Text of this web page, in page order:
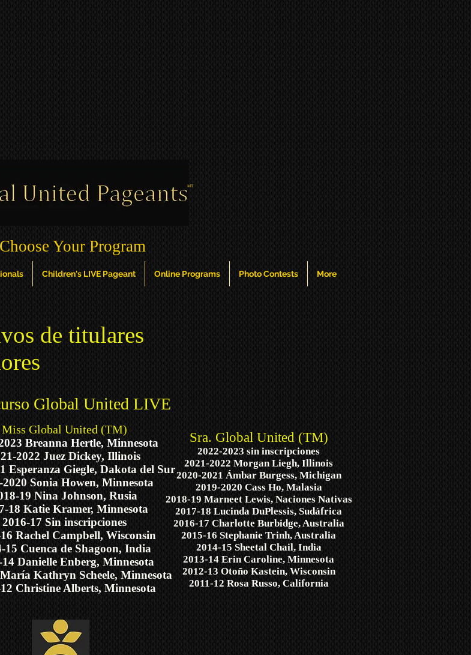
MT
Choose Your Program
Children's LIVE Pageant Online Programs Photo Contests More
de titulares
Global United LIVE
Miss Global United (TM)
Breanna Hertle, Minnesota
2022 Juez Dickey, Illinois
Esperanza Giegle, Dakota del Sur
2020 Sonia Howen, Minnesota
19 Nina Johnson, Rusia
18 Katie Kramer, Minnesota
2016-17 Sin inscripciones
Rachel Campbell, Wisconsin
15 Cuenca de Shagoon, India
14 Danielle Enberg, Minnesota
Kathryn Scheele, Minnesota
Christine Alberts, Minnesota
Sra. Global United (TM)
2022-2023 sin inscripciones
2021-2022 Morgan Liegh, Illinois
2020-2021 Ámbar Burgess, Michigan
2019-2020 Cass Ho, Malasia
2018-19 Marneet Lewis, Naciones Nativas
2017-18 Lucinda DuPlessis, Sudáfrica
2016-17 Charlotte Burbidge, Australia
2015-16 Stephanie Trinh, Australia
2014-15 Sheetal Chail, India
2013-14 Erin Caroline, Minnesota
2012-13 Otoño Kastein, Wisconsin
2011-12 Rosa Russo, California